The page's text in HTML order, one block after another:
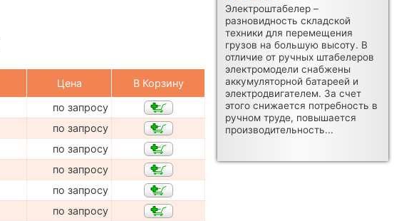
Цена
В Корзину
по запросу
по запросу
по запросу
по запросу
по запросу
по запросу
Электроштабелер –
разновидность складской
техники для перемещения
грузов на большую высоту. В
отличие от ручных штабелеров
электромодели снабжены
аккумуляторной батареей и
электродвигателем. За счет
этого снижается потребность в
ручном труде, повышается
производительность...